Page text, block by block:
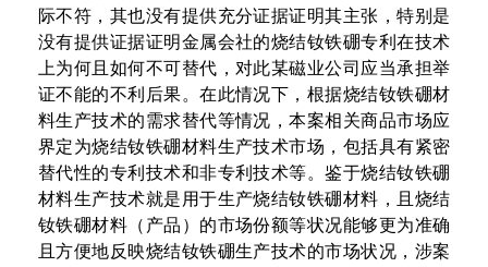
际不符，其也没有提供充分证据证明其主张，特别是
没有提供证据证明金属会社的烧结钕铁硼专利在技术
上为何且如何不可替代，对此某磁业公司应当承担举
证不能的不利后果。在此情况下，根据烧结钕铁硼材
料生产技术的需求替代等情况，本案相关商品市场应
界定为烧结钕铁硼材料生产技术市场，包括具有紧密
替代性的专利技术和非专利技术等。鉴于烧结钕铁硼
材料生产技术就是用于生产烧结钕铁硼材料，且烧结
钕铁硼材料（产品）的市场份额等状况能够更为准确
且方便地反映烧结钕铁硼生产技术的市场状况，涉案